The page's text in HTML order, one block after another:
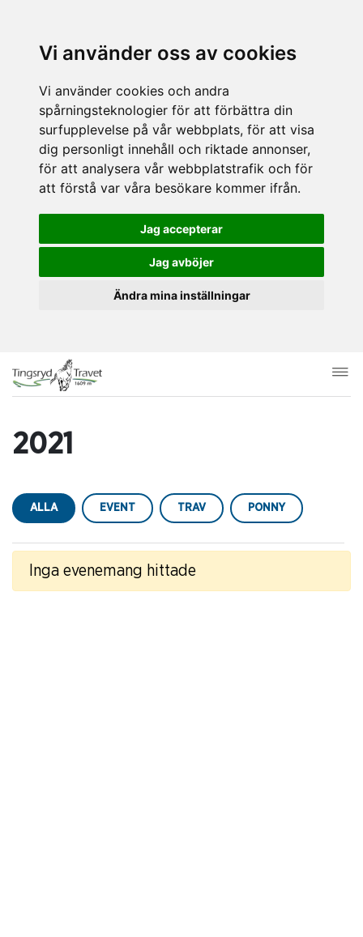
Vi använder oss av cookies
Vi använder cookies och andra
spårningsteknologier för att förbättra din
surfupplevelse på vår webbplats, för att visa
dig personligt innehåll och riktade annonser,
för att analysera vår webbplatstrafik och för
att förstå var våra besökare kommer ifrån.
Jag accepterar
Jag avböjer
Ändra mina inställningar
2021
ALLA EVENT TRAV PONNY
Inga evenemang hittade